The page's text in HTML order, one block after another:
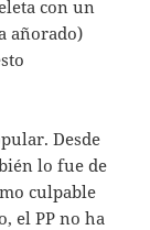
con un
añorado)
Desde
lo fue de
culpable
el PP no ha